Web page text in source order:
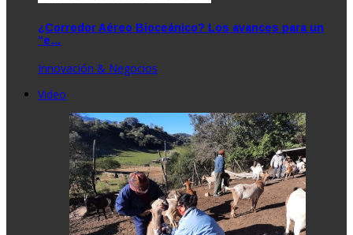
¿Corredor Aéreo Bioceánico? Los avances para un
“e…
Innovación & Negocios
Video